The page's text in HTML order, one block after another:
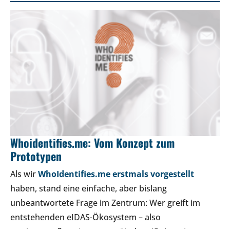
Whoidentifies.me: Vom Konzept zum
Prototypen
Als wirWhoIdentifies.me erstmals vorgestellt
haben, stand eine einfache, aber bislang
unbeantwortete Frage im Zentrum: Wer greift im
entstehenden eIDAS-Ökosystem – also